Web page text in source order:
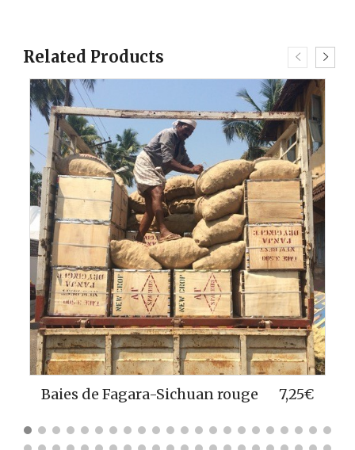
Related Products
rouge 7,25€ Poivre noir Tribal